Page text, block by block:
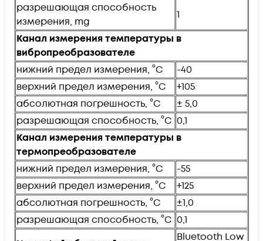
разрешающая способность
измерения, mg
1
Канал измерения температуры в
вибропреобразователе
нижний предел измерения, °C
-40
верхний предел измерения, °C
+105
абсолютная погрешность, °C
± 5,0
разрешающая способность, °C 0,1
Канал измерения температуры в
термопреобразователе
нижний предел измерения, °C
-55
верхний предел измерения, °C
+125
абсолютная погрешность, °C
±1,0
разрешающая способность, °C 0,1
Bluetooth Low